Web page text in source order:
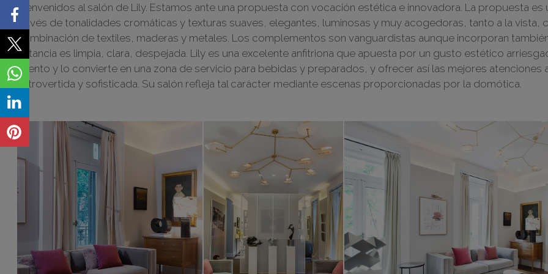
Bienvenidos al salón de Lily. Estamos ante una propuesta con vocación estética e innovadora. La propuesta
través de tonalidades cromáticas y texturas suaves, elegantes, luminosas y muy acogedoras, tanto a la vista,
combinación de textiles, maderas y metales. Los complementos son vanguardistas aunque incorporan
estancia es limpia, clara, despejada. Lily es una excelente anfitriona que apuesta por un gusto estético
exento y lo convierte en una zona de servicio para bebidas y preparados, y ofrecer así las mejores atenciones
extrovertida y sofisticada. Su salón refleja tal carácter mediante escenas proporcionadas por la domótica.